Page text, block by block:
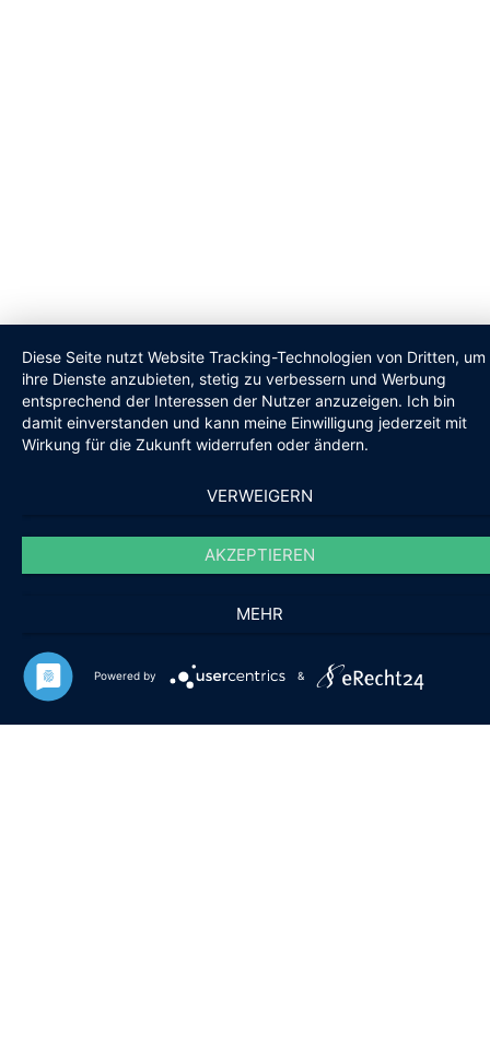
Diese Seite nutzt Website Tracking-Technologien von Dritten, um
ihre Dienste anzubieten, stetig zu verbessern und Werbung
entsprechend der Interessen der Nutzer anzuzeigen. Ich bin
damit einverstanden und kann meine Einwilligung jederzeit mit
Wirkung für die Zukunft widerrufen oder ändern.
VERWEIGERN
AKZEPTIEREN
MEHR
Powered by &